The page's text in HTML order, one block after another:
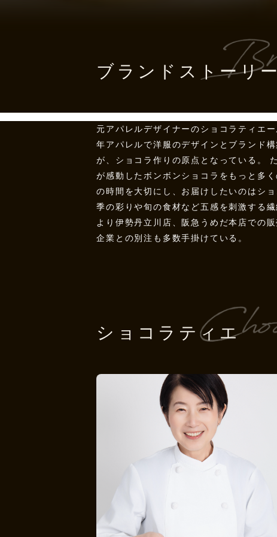
ブランドストーリー
元アパレルデザイナーのショコラティエ
年アパレルで洋服のデザインとブランド
が、ショコラ作りの原点となっている。
が感動したボンボンショコラをもっと多
の時間を大切にし、お届けしたいのはシ
季の彩りや旬の食材など五感を刺激する
より伊勢丹立川店、阪急うめだ本店での
企業との別注も多数手掛けている。
ショコラティエ